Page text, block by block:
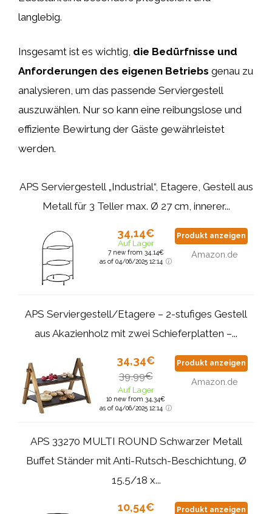
langlebig.
Insgesamt ist es wichtig, die Bedürfnisse und
Anforderungen des eigenen Betriebs genau zu
analysieren, um das passende Serviergestell
auszuwählen. Nur so kann eine reibungslose und
effiziente Bewirtung der Gäste gewährleistet
werden.
APS Serviergestell „Industrial“, Etagere, Gestell aus
Metall für 3 Teller max. Ø 27 cm, innerer...
34,14€
Auf Lager
7 new from 34,14€
as of 04/06/2025 12:14
Produkt anzeigen
Amazon.de
APS Serviergestell/Etagere – 2-stufiges Gestell
aus Akazienholz mit zwei Schieferplatten –...
34,34€
39,99€
Auf Lager
10 new from 34,34€
as of 04/06/2025 12:14
Produkt anzeigen
Amazon.de
APS 33270 MULTI ROUND Schwarzer Metall
Buffet Ständer mit Anti-Rutsch-Beschichtung, Ø
15.5/18 x...
10,54€ Produkt anzeigen